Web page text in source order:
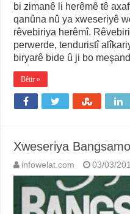
bi zimanê li herêmê tê
qanûna nû ya xweseriyê
rêvebiriya herêmî.
perwerde, tenduristî
biryarê bide û ji bo
Bêtir »
Xweseriya
infowelat.com 03/03/